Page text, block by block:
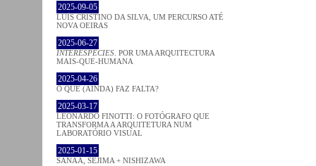
2025-09-05
LUÍS CRISTINO DA SILVA, UM PERCURSO ATÉ
NOVA OEIRAS
2025-06-27
INTERESPECIES . POR UMA ARQUITECTURA
MAIS-QUE-HUMANA
2025-04-26
O QUE (AINDA) FAZ FALTA?
2025-03-17
LEONARDO FINOTTI: O FOTÓGRAFO QUE
TRANSFORMA A ARQUITETURA NUM
LABORATÓRIO VISUAL
2025-01-15
SANAA, SEJIMA + NISHIZAWA